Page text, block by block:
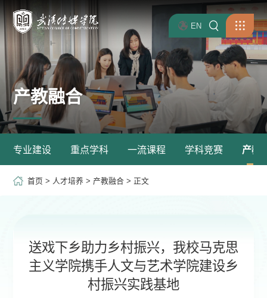
EN
产教融合
专业建设 重点学科 一流课程 学科竞赛 产教
首页 > 人才培养 > 产教融合 > 正文
送戏下乡助力乡村振兴，我校马克思
主义学院携手人文与艺术学院建设乡
村振兴实践基地